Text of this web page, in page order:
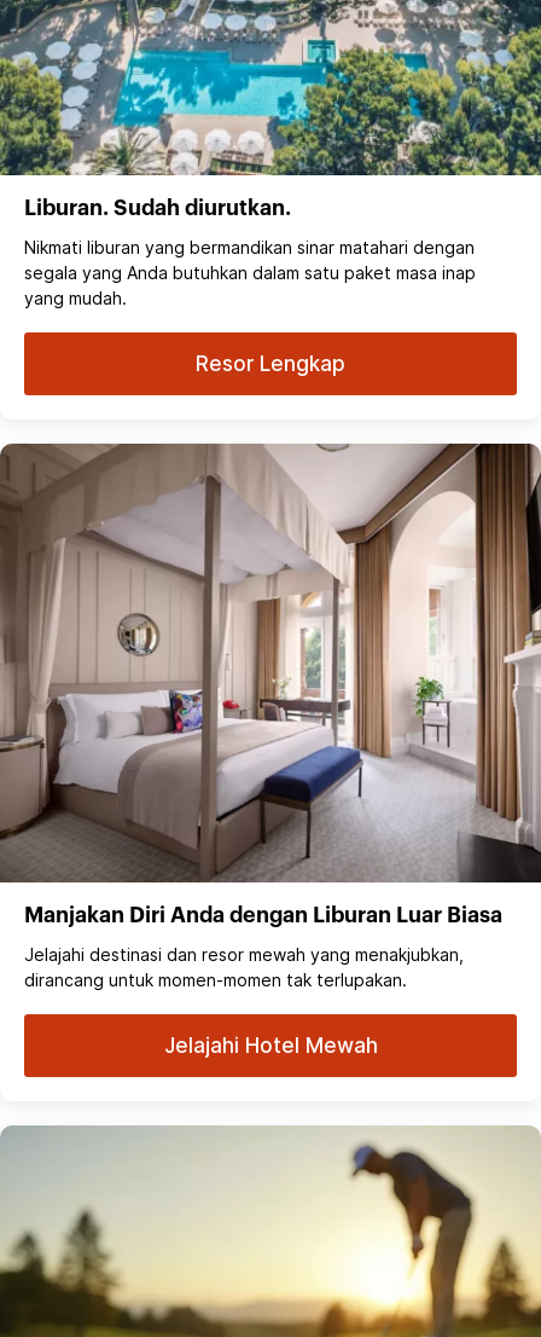
Liburan. Sudah diurutkan.
Nikmati liburan yang bermandikan sinar matahari dengan
segala yang Anda butuhkan dalam satu paket masa inap
yang mudah.
Resor Lengkap
Manjakan Diri Anda dengan Liburan Luar Biasa
Jelajahi destinasi dan resor mewah yang menakjubkan,
dirancang untuk momen-momen tak terlupakan.
Jelajahi Hotel Mewah